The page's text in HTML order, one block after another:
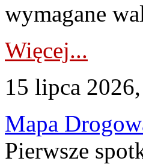
wymagane
Więcej...
15 lipca
Mapa
Pierwsze